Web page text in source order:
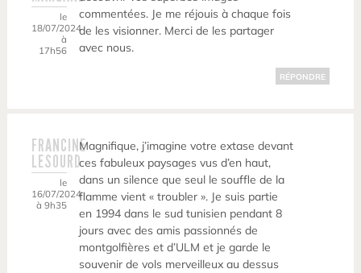
le
18/07/2024
à
17h56
commentées. Je me réjouis à chaque fois
de les visionner. Merci de les partager
avec nous.
RÉPONDRE
FRANCINE
LESOURD
le
16/07/2024
à 9h35
Magnifique, j’imagine votre extase devant
ces fabuleux paysages vus d’en haut,
dans un silence que seul le souffle de la
flamme vient « troubler ». Je suis partie
en 1994 dans le sud tunisien pendant 8
jours avec des amis passionnés de
montgolfières et d’ULM et je garde le
souvenir de vols merveilleux au dessus